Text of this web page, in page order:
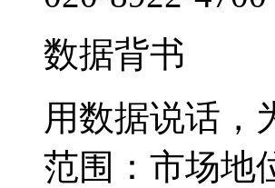
数据背书
用数据说话，
范围：市场地